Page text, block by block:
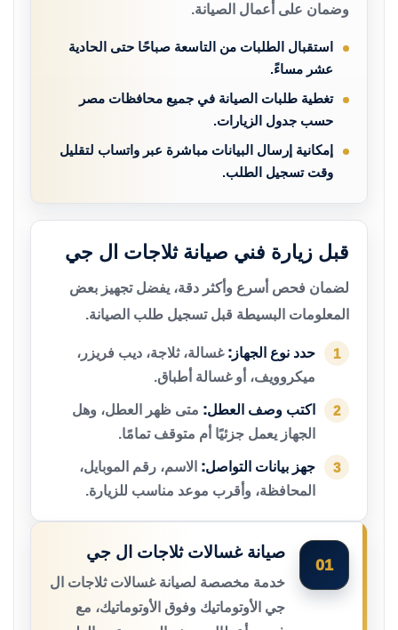
وضمان على أعمال الصيانة.
استقبال الطلبات من التاسعة صباحًا حتى الحادية
عشر مساءً.
تغطية طلبات الصيانة في جميع محافظات مصر
حسب جدول الزيارات.
إمكانية إرسال البيانات مباشرة عبر واتساب لتقليل
وقت تسجيل الطلب.
قبل زيارة فني صيانة ثلاجات ال جي
لضمان فحص أسرع وأكثر دقة، يفضل تجهيز بعض
المعلومات البسيطة قبل تسجيل طلب الصيانة.
1 حدد نوع الجهاز: غسالة، ثلاجة، ديب فريزر،
ميكروويف، أو غسالة أطباق.
2 اكتب وصف العطل: متى ظهر العطل، وهل
الجهاز يعمل جزئيًا أم متوقف تمامًا.
3 جهز بيانات التواصل: الاسم، رقم الموبايل،
المحافظة، وأقرب موعد مناسب للزيارة.
01
صيانة غسالات ثلاجات ال جي
خدمة مخصصة لصيانة غسالات ثلاجات ال
جي الأوتوماتيك وفوق الأوتوماتيك، مع